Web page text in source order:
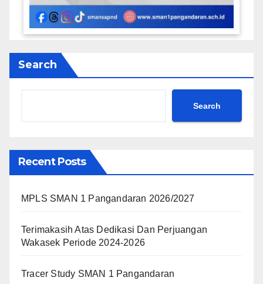
Search
Search
Recent Posts
MPLS SMAN 1 Pangandaran 2026/2027
Terimakasih Atas Dedikasi Dan Perjuangan
Wakasek Periode 2024-2026
Tracer Study SMAN 1 Pangandaran